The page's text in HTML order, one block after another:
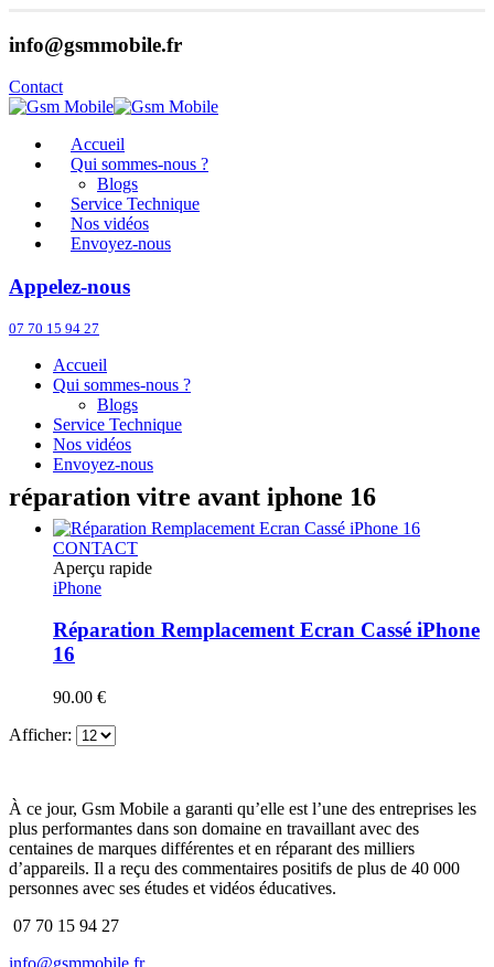
info@gsmmobile.fr
Contact
Accueil
Qui sommes-nous ?
Blogs
Service Technique
Nos vidéos
Envoyez-nous
Appelez-nous
07 70 15 94 27
Accueil
Qui sommes-nous ?
Blogs
Service Technique
Nos vidéos
Envoyez-nous
réparation vitre avant iphone 16
CONTACT
Aperçu rapide
iPhone
Réparation Remplacement Ecran Cassé iPhone
16
90.00 €
Afficher:
À ce jour, Gsm Mobile a garanti qu’elle est l’une des entreprises les
plus performantes dans son domaine en travaillant avec des
centaines de marques différentes et en réparant des milliers
d’appareils. Il a reçu des commentaires positifs de plus de 40 000
personnes avec ses études et vidéos éducatives.
07 70 15 94 27